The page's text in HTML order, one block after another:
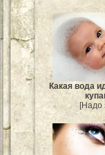
Какая вода
[Надо